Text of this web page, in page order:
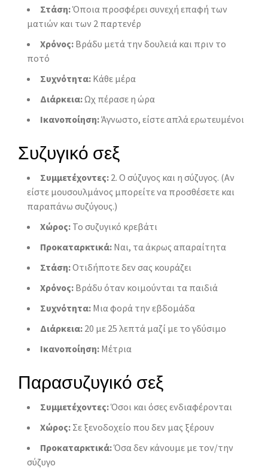
Στάση:Όποια προσφέρει συνεχή επαφή των
ματιών και των 2 παρτενέρ
Χρόνος: Βράδυ μετά την δουλειά και πριν το
ποτό
Συχνότητα: Κάθε μέρα
Διάρκεια:Ωχ πέρασε η ώρα
Ικανοποίηση:Άγνωστο, είστε απλά ερωτευμένοι
Συζυγικό σεξ
Συμμετέχοντες: 2. Ο σύζυγος και η σύζυγος. (Αν
είστε μουσουλμάνος μπορείτε να προσθέσετε και
παραπάνω συζύγους.)
Χώρος: Το συζυγικό κρεβάτι
Προκαταρκτικά: Ναι, τα άκρως απαραίτητα
Στάση:Οτιδήποτε δεν σας κουράζει
Χρόνος: Βράδυ όταν κοιμούνται τα παιδιά
Συχνότητα: Μια φορά την εβδομάδα
Διάρκεια: 20 με 25 λεπτά μαζί με το γδύσιμο
Ικανοποίηση: Μέτρια
Παρασυζυγικό σεξ
Συμμετέχοντες:Όσοι και όσες ενδιαφέρονται
Χώρος: Σε ξενοδοχείο που δεν μας ξέρουν
Προκαταρκτικά:Όσα δεν κάνουμε με τον/την
σύζυγο